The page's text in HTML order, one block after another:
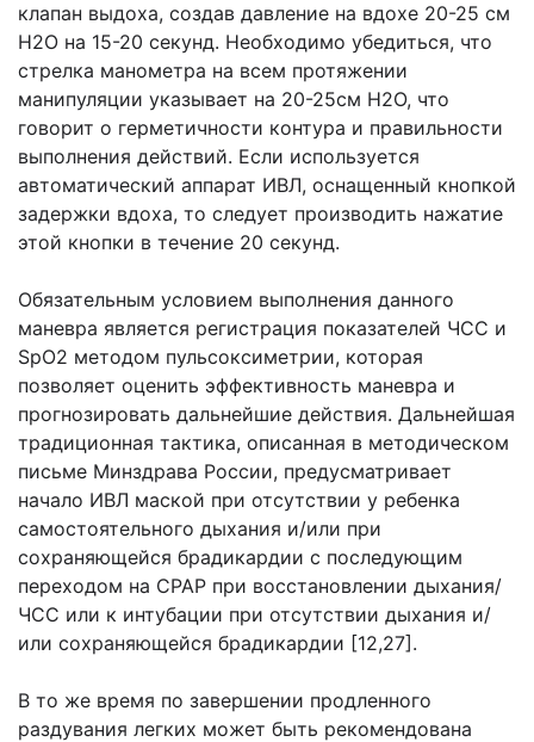
клапан выдоха, создав давление на вдохе 20-25 см
Н2О на 15-20 секунд. Необходимо убедиться, что
стрелка манометра на всем протяжении
манипуляции указывает на 20-25см Н2О, что
говорит о герметичности контура и правильности
выполнения действий. Если используется
автоматический аппарат ИВЛ, оснащенный кнопкой
задержки вдоха, то следует производить нажатие
этой кнопки в течение 20 секунд.
Обязательным условием выполнения данного
маневра является регистрация показателей ЧСС и
SрO2 методом пульсоксиметрии, которая
позволяет оценить эффективность маневра и
прогнозировать дальнейшие действия. Дальнейшая
традиционная тактика, описанная в методическом
письме Минздрава России, предусматривает
начало ИВЛ маской при отсутствии у ребенка
самостоятельного дыхания и/или при
сохраняющейся брадикардии с последующим
переходом на СРАР при восстановлении дыхания/
ЧСС или к интубации при отсутствии дыхания и/
или сохраняющейся брадикардии [12,27].
В то же время по завершении продленного
раздувания легких может быть рекомендована